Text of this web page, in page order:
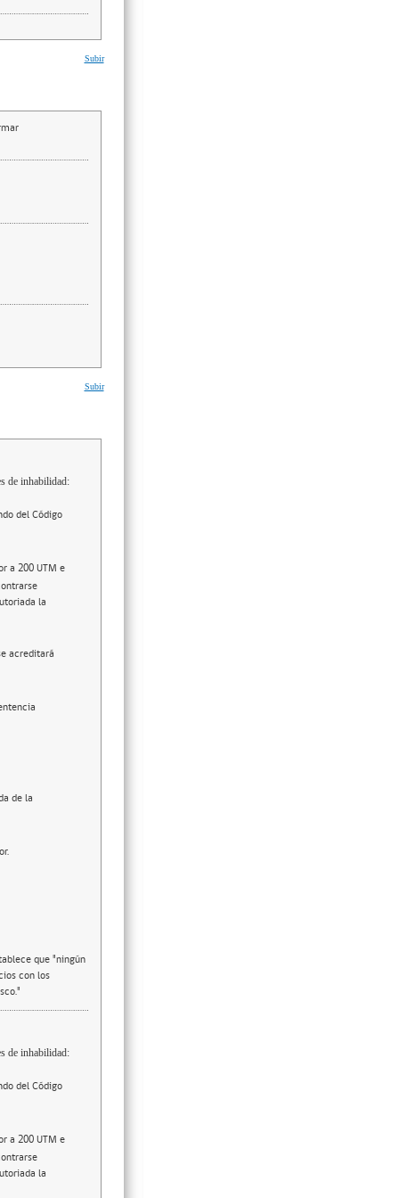
Subir
Subir
de inhabilidad:
del Código
a 200 UTM e
la
acreditará
de la
que "ningún
con los
de inhabilidad:
del Código
a 200 UTM e
la